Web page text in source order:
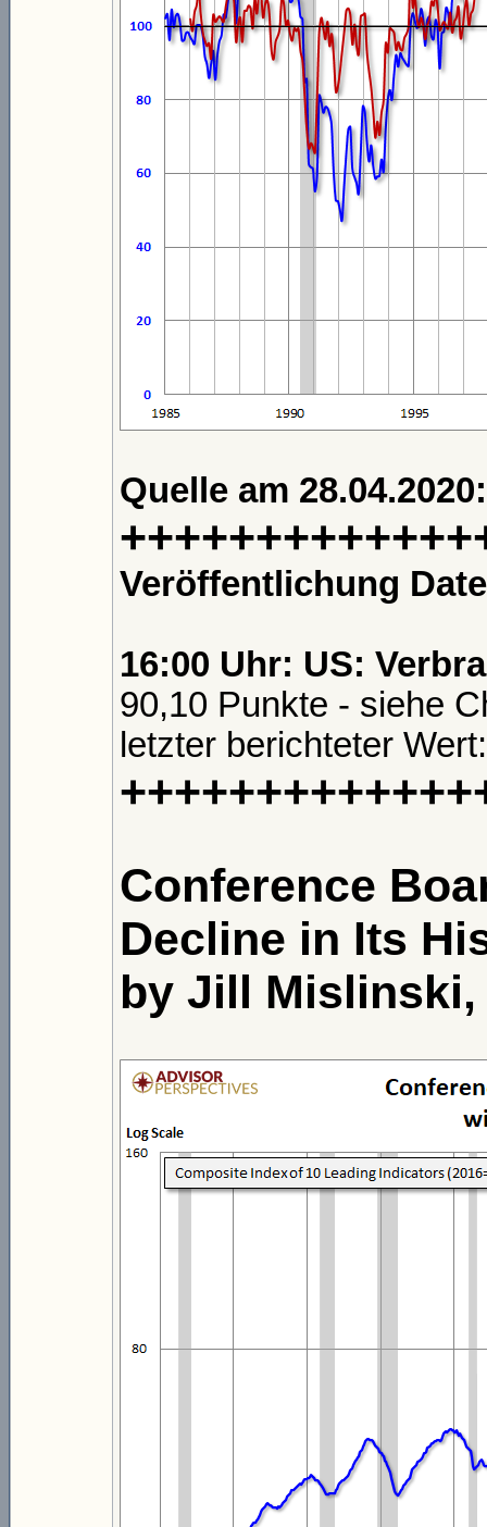
Quelle am
Veröffentlichung
16:00 Uhr: US:
90,10 Punkte - siehe
letzter berichteter
Conference
Decline in Its
by Jill Mislinski,